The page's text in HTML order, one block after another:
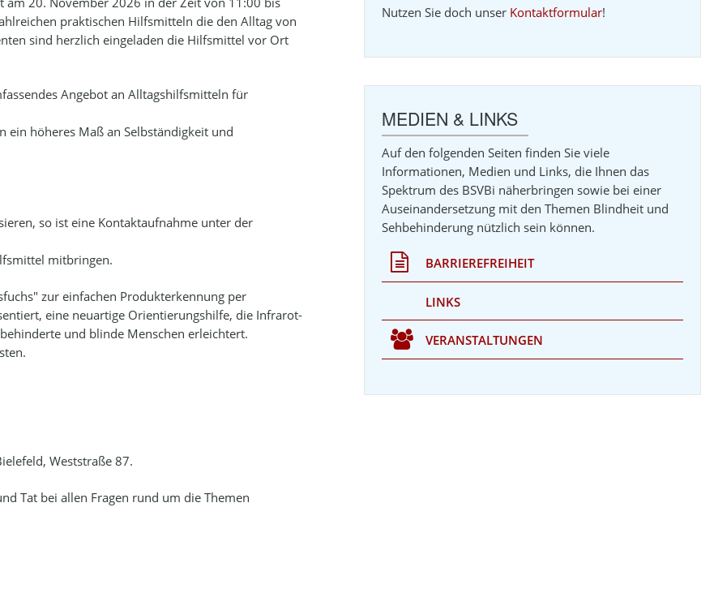
5.1.5
RETINITIS PIGMENTOSA
WEITERE AUGENERKRANKUNGEN
praktischen Hilfsmitteln die den Alltag von
sind herzlich eingeladen die Hilfsmittel vor Ort
Angebot an Alltagshilfsmitteln für
ein höheres Maß an Selbständigkeit und
so ist eine Kontaktaufnahme unter der
mitbringen.
zur einfachen Produkterkennung per
eine neuartige Orientierungshilfe, die Infrarot-
und blinde Menschen erleichtert.
Weststraße 87.
Tat bei allen Fragen rund um die Themen
Nutzen Sie doch unser Kontaktformular!
MEDIEN & LINKS
Auf den folgenden Seiten finden Sie viele
Informationen, Medien und Links, die Ihnen das
Spektrum des BSVBi näherbringen sowie bei einer
Auseinandersetzung mit den Themen Blindheit und
Sehbehinderung nützlich sein können.
BARRIEREFREIHEIT
LINKS
VERANSTALTUNGEN